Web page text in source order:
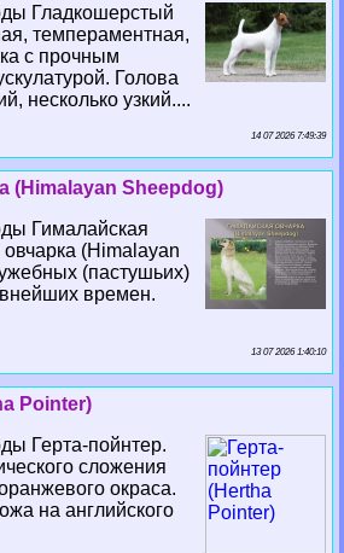
Гладкошерстый
темпераментная,
с прочным
Голова
несколько узкий....
14 07 2026 7:49:39
(Himalayan Sheepdog)
Гималайская
(Himalayan
(пастушьих)
времен.
13 07 2026 1:40:10
Pointer)
Герта-пойнтер.
сложения
окраса.
на английского